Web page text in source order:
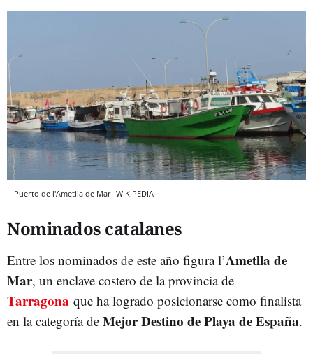
Puerto de l'Ametlla de Mar WIKIPEDIA
Nominados catalanes
Entre los nominados de este año figura l’Ametlla de
Mar, un enclave costero de la provincia de
Tarragona que ha logrado posicionarse como finalista
en la categoría de Mejor Destino de Playa de España.